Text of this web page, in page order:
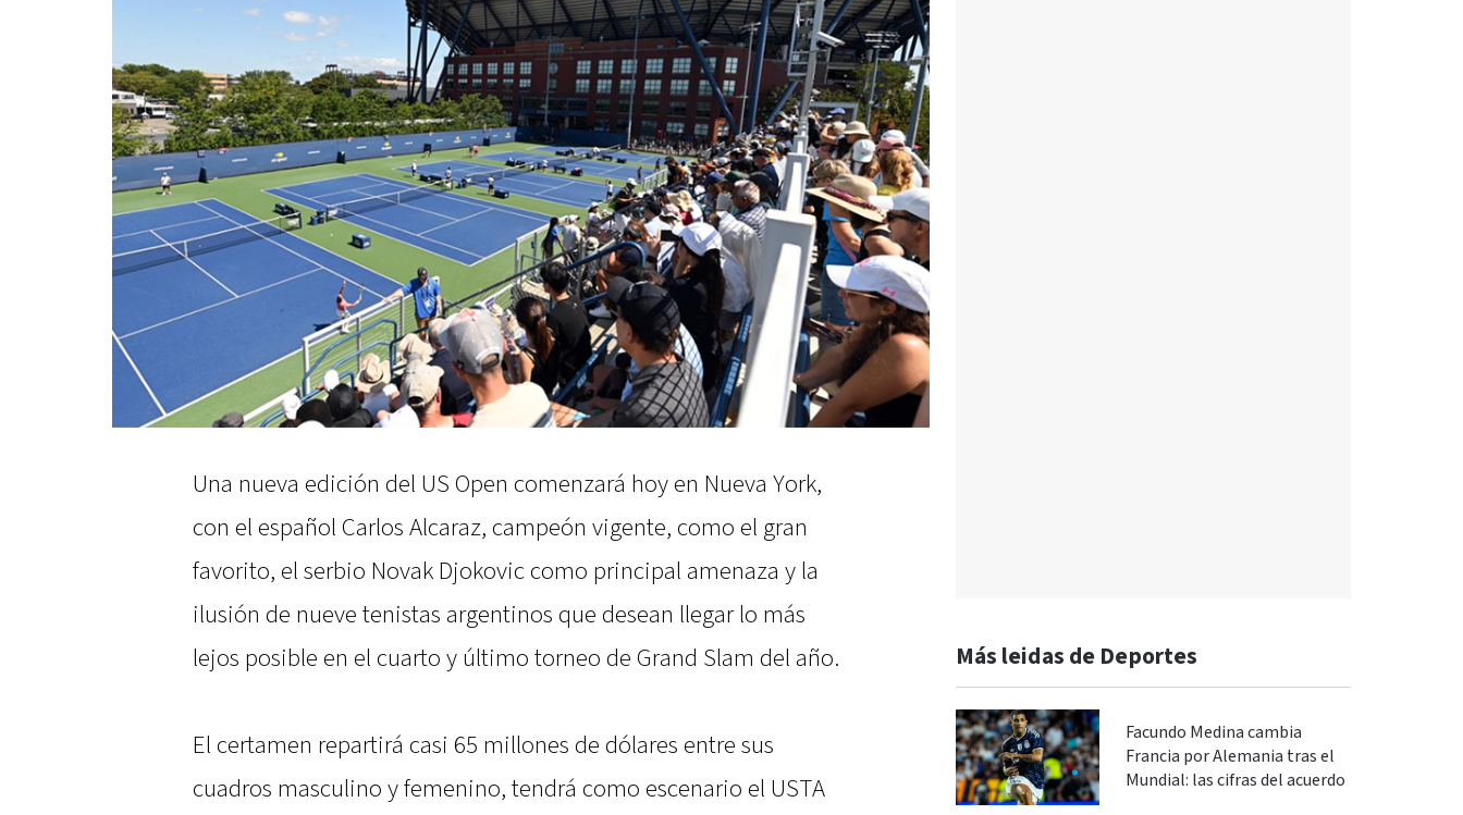
Una nueva edición del US Open comenzará hoy en Nueva York,
con el español Carlos Alcaraz, campeón vigente, como el gran
favorito, el serbio Novak Djokovic como principal amenaza y la
ilusión de nueve tenistas argentinos que desean llegar lo más
lejos posible en el cuarto y último torneo de Grand Slam del año.
El certamen repartirá casi 65 millones de dólares entre sus
cuadros masculino y femenino, tendrá como escenario el USTA
Más leidas de Deportes
Facundo Medina cambia
Francia por Alemania tras el
Mundial: las cifras del acuerdo